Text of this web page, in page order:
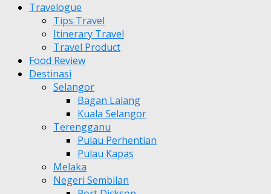
Travelogue
Tips Travel
Itinerary Travel
Travel Product
Food Review
Destinasi
Selangor
Bagan Lalang
Kuala Selangor
Terengganu
Pulau Perhentian
Pulau Kapas
Melaka
Negeri Sembilan